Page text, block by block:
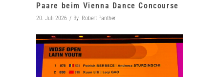
Paare beim Vienna Dance Concourse
20. Juli 2026 By Robert Panther